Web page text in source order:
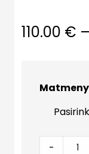
110.00 € –
Kolektorius
-